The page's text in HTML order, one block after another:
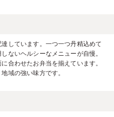
しています。一つ一つ丹精込めて
ないヘルシーなメニューが自慢。
合わせたお弁当を揃えています。
域の強い味方です。